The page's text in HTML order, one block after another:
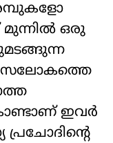
ഒരു
ഇവർ